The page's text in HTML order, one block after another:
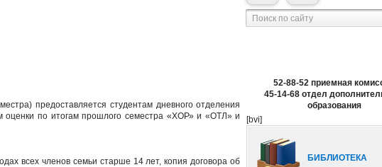
предоставляется студентам дневного отделения
оценки по итогам прошлого семестра «ХОР» и «ОТЛ» и
всех членов семьи старше 14 лет, копия договора об
52-88-52 приемная
45-14-68 отдел
образования
[bvi]
БИБЛИОТЕКА